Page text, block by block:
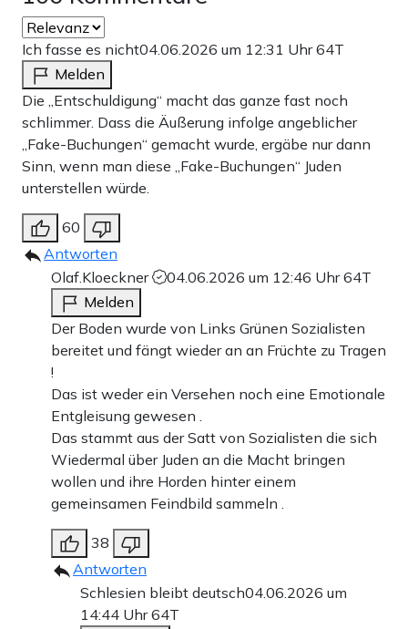
Ich fasse es nicht04.06.2026 um 12:31 Uhr64T
Melden
Die „Entschuldigung“ macht das ganze fast noch
schlimmer. Dass die Äußerung infolge angeblicher
„Fake-Buchungen“ gemacht wurde, ergäbe nur dann
Sinn, wenn man diese „Fake-Buchungen“ Juden
unterstellen würde.
60
Antworten
Olaf.Kloeckner
04.06.2026 um 12:46 Uhr64T
Melden
Der Boden wurde von Links Grünen Sozialisten
bereitet und fängt wieder an an Früchte zu Tragen
!
Das ist weder ein Versehen noch eine Emotionale
Entgleisung gewesen .
Das stammt aus der Satt von Sozialisten die sich
Wiedermal über Juden an die Macht bringen
wollen und ihre Horden hinter einem
gemeinsamen Feindbild sammeln .
38
Antworten
Schlesien bleibt deutsch04.06.2026 um
14:44 Uhr64T